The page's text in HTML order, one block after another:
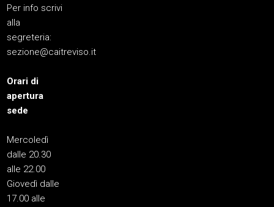
Per info scrivi
alla
segreteria:
sezione@caitreviso.it
Orari di
apertura
sede
Mercoledì
dalle 20.30
alle 22.00
Giovedì dalle
17.00 alle